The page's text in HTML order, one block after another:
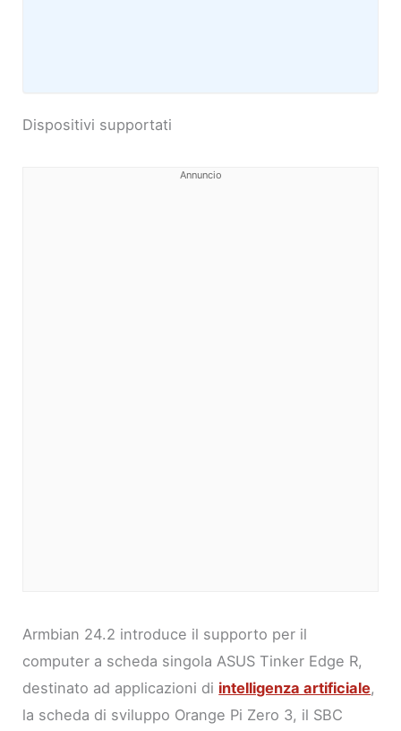
Dispositivi supportati
Annuncio
Armbian 24.2 introduce il supporto per il
computer a scheda singola ASUS Tinker Edge R,
destinato ad applicazioni di intelligenza artificiale,
la scheda di sviluppo Orange Pi Zero 3, il SBC